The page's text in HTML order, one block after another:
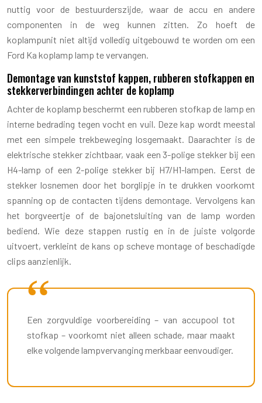
nuttig voor de bestuurderszijde, waar de accu en andere
componenten in de weg kunnen zitten. Zo hoeft de
koplampunit niet altijd volledig uitgebouwd te worden om een
Ford Ka koplamp lamp te vervangen.
Demontage van kunststof kappen, rubberen stofkappen en
stekkerverbindingen achter de koplamp
Achter de koplamp beschermt een rubberen stofkap de lamp en
interne bedrading tegen vocht en vuil. Deze kap wordt meestal
met een simpele trekbeweging losgemaakt. Daarachter is de
elektrische stekker zichtbaar, vaak een 3-polige stekker bij een
H4-lamp of een 2-polige stekker bij H7/H1-lampen. Eerst de
stekker losnemen door het borglipje in te drukken voorkomt
spanning op de contacten tijdens demontage. Vervolgens kan
het borgveertje of de bajonetsluiting van de lamp worden
bediend. Wie deze stappen rustig en in de juiste volgorde
uitvoert, verkleint de kans op scheve montage of beschadigde
clips aanzienlijk.
Een zorgvuldige voorbereiding – van accupool tot
stofkap – voorkomt niet alleen schade, maar maakt
elke volgende lampvervanging merkbaar eenvoudiger.